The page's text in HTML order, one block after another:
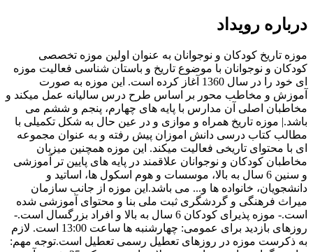
درباره رویداد
موزه تاریخ کودکان و نوجوانان به عنوان اولین موزه تخصصی
کودکان و نوجوانان با موضوع تاریخ و باستان شناسی فعالیت موزه
ای خود را در سال 1360 آغاز کرده است. این موزه به صورت
آموزش و مخاطب محور بر اساس طرح درس سالیانه عمل میکند و
مخاطبان اصلی آن مدارس با پایه های چهارم، پنجم و ششم می
باشد.| موزه تاریخ همراه و موازی و در عین حال به شکل تکمیلی با
مطالب کتاب درسی دانش اموزان پیش رفته و به عنوان مجموعه
ای با محتوای تاریخی فعالیت میکند. این موزه همچنین میزبان
مخاطبان کودکان و نوجوانان علاقمند در پایه های پایین تر آموزشی
و سنین 6 سال به بالا، موسسات و هوم اسکول ها، اساتید و
دانشجویان، خانواده ها و... می باشد.این موزه از جانب سازمان
میراث فرهنگی و گردشگری ثبت ملی بنا و محتوای آموزشی شده
است.- موزه پذیرای کودکان 6 سال به بالا و افراد بزرگسال است.-
روزهای بازدید برای عمومی: چهارشنبه ها ساعت 13:00 است. لازم
به ذکرست موزه در روزهای تعطیل رسمی تعطیل است.توجه مهم: